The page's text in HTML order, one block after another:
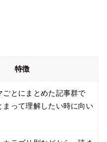
特徴
ごとにまとめた記事群で
まって理解したい時に向い